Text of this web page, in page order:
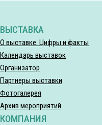
ВЫСТАВКА
О выставке. Цифры и факты
Календарь выставок
Организатор
Партнеры выставки
Фотогалерея
Архив мероприятий
КОМПАНИЯ